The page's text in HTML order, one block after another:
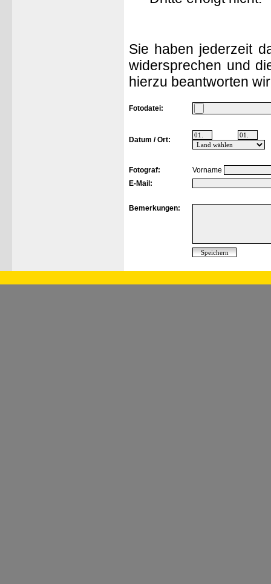
Sie haben jederzeit
widersprechen und
hierzu beantworten
Fotodatei:
Datum / Ort:
Fotograf:
Vorname
E-Mail:
Bemerkungen: